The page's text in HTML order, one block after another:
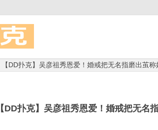
【DD扑克】吴彦祖秀恩爱！婚戒把无名指磨出茧
【DD扑克】吴彦祖秀恩爱！婚戒把无名